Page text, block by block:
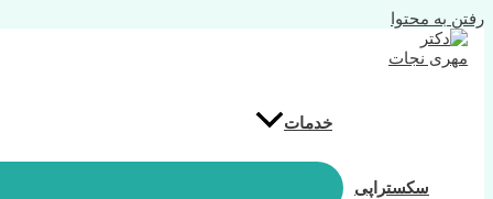
رفتن به محتوا
سکستراپی
خدمات